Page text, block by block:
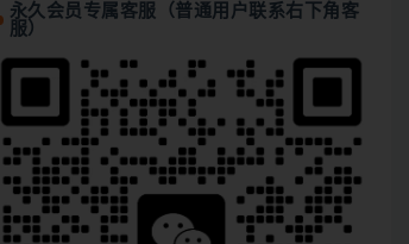
永久会员专属客服（普通用户联系右下角客
服）